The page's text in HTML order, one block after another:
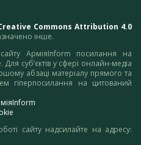
Commons Attribution 4.0
інше.
АрміяInform посилання на
Для суб’єктів у сфері онлайн-медіа
абзаці матеріалу прямого та
гіперпосилання на цитований
сайту надсилайте на адресу: